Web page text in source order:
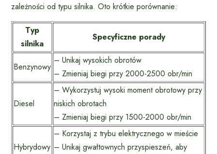
zależności od typu silnika. Oto krótkie porównanie:
Typ
silnika
Specyficzne porady
Benzynowy
– Unikaj wysokich obrotów
– Zmieniaj biegi przy 2000-2500 obr/min
Diesel
– Wykorzystuj wysoki moment obrotowy przy
niskich obrotach
– Zmieniaj biegi przy 1500-2000 obr/min
Hybrydowy
– Korzystaj z trybu elektrycznego w mieście
– Unikaj gwałtownych przyspieszeń, aby